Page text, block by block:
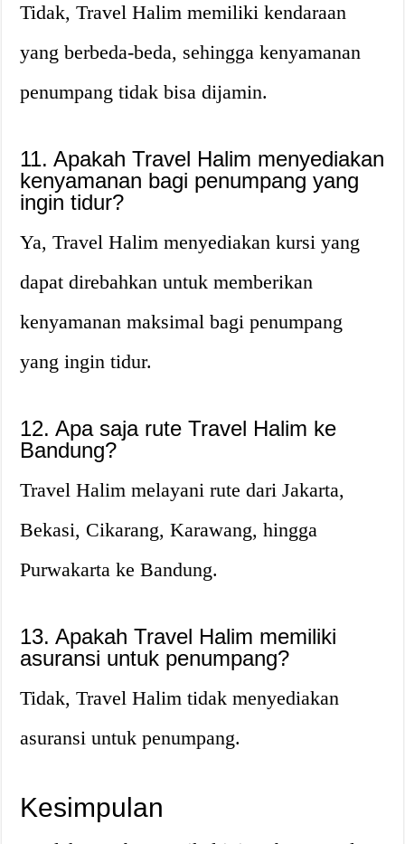
Tidak, Travel Halim memiliki kendaraan
yang berbeda-beda, sehingga kenyamanan
penumpang tidak bisa dijamin.
11. Apakah Travel Halim menyediakan
kenyamanan bagi penumpang yang
ingin tidur?
Ya, Travel Halim menyediakan kursi yang
dapat direbahkan untuk memberikan
kenyamanan maksimal bagi penumpang
yang ingin tidur.
12. Apa saja rute Travel Halim ke
Bandung?
Travel Halim melayani rute dari Jakarta,
Bekasi, Cikarang, Karawang, hingga
Purwakarta ke Bandung.
13. Apakah Travel Halim memiliki
asuransi untuk penumpang?
Tidak, Travel Halim tidak menyediakan
asuransi untuk penumpang.
Kesimpulan